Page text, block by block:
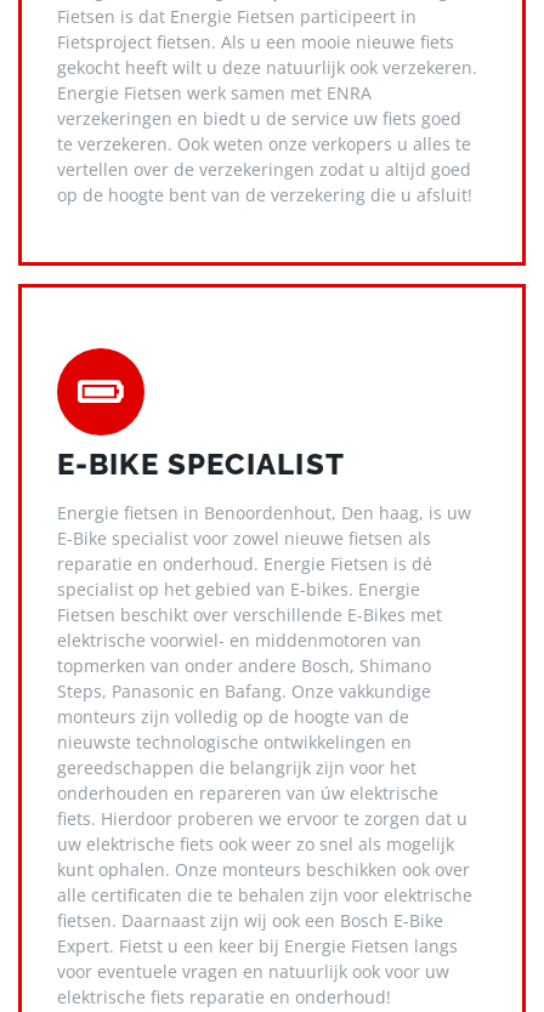
Fietsen is dat Energie Fietsen participeert in
Fietsproject fietsen. Als u een mooie nieuwe fiets
gekocht heeft wilt u deze natuurlijk ook verzekeren.
Energie Fietsen werk samen met ENRA
verzekeringen en biedt u de service uw fiets goed
te verzekeren. Ook weten onze verkopers u alles te
vertellen over de verzekeringen zodat u altijd goed
op de hoogte bent van de verzekering die u afsluit!
E-BIKE SPECIALIST
Energie fietsen in Benoordenhout, Den haag, is uw
E-Bike specialist voor zowel nieuwe fietsen als
reparatie en onderhoud. Energie Fietsen is dé
specialist op het gebied van E-bikes. Energie
Fietsen beschikt over verschillende E-Bikes met
elektrische voorwiel- en middenmotoren van
topmerken van onder andere Bosch, Shimano
Steps, Panasonic en Bafang. Onze vakkundige
monteurs zijn volledig op de hoogte van de
nieuwste technologische ontwikkelingen en
gereedschappen die belangrijk zijn voor het
onderhouden en repareren van úw elektrische
fiets. Hierdoor proberen we ervoor te zorgen dat u
uw elektrische fiets ook weer zo snel als mogelijk
kunt ophalen. Onze monteurs beschikken ook over
alle certificaten die te behalen zijn voor elektrische
fietsen. Daarnaast zijn wij ook een Bosch E-Bike
Expert. Fietst u een keer bij Energie Fietsen langs
voor eventuele vragen en natuurlijk ook voor uw
elektrische fiets reparatie en onderhoud!